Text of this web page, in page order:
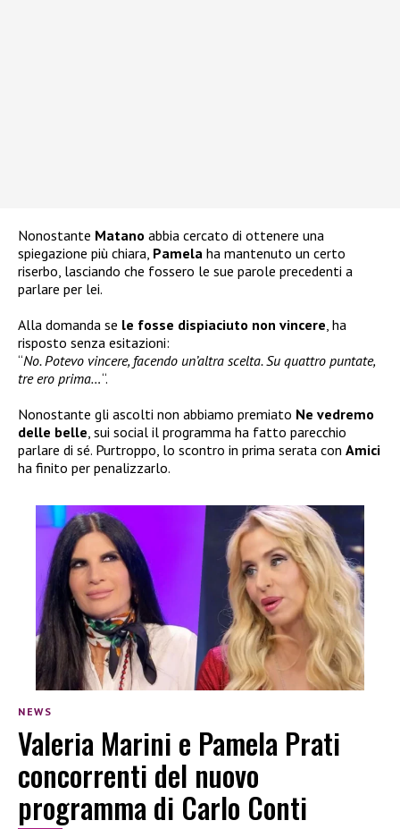
Nonostante Matano abbia cercato di ottenere una
spiegazione più chiara, Pamela ha mantenuto un certo
riserbo, lasciando che fossero le sue parole precedenti a
parlare per lei.
Alla domanda se le fosse dispiaciuto non vincere, ha
risposto senza esitazioni:
“No. Potevo vincere, facendo un’altra scelta. Su quattro puntate,
tre ero prima…“.
Nonostante gli ascolti non abbiamo premiato Ne vedremo
delle belle, sui social il programma ha fatto parecchio
parlare di sé. Purtroppo, lo scontro in prima serata con Amici
ha finito per penalizzarlo.
NEWS
Valeria Marini e Pamela Prati
concorrenti del nuovo
programma di Carlo Conti